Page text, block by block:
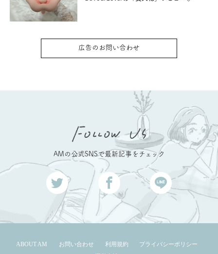
広告のお問い合わせ
AMの公式SNSで最新記事をチェック
ABOUT AM お問い合わせ 利用規約
プライバシーポリシー